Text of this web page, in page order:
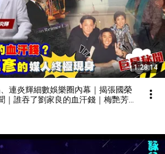
1:28:14
、連炎輝細數娛樂圈內幕｜揭張國榮
｜誰吞了劉家良的血汗錢｜梅艷芳與
極現身｜由TVB訓練班到星級保險從